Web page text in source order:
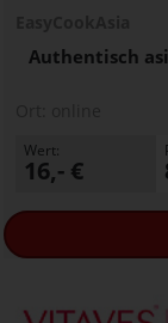
Authentisch
Wert:
16,- €